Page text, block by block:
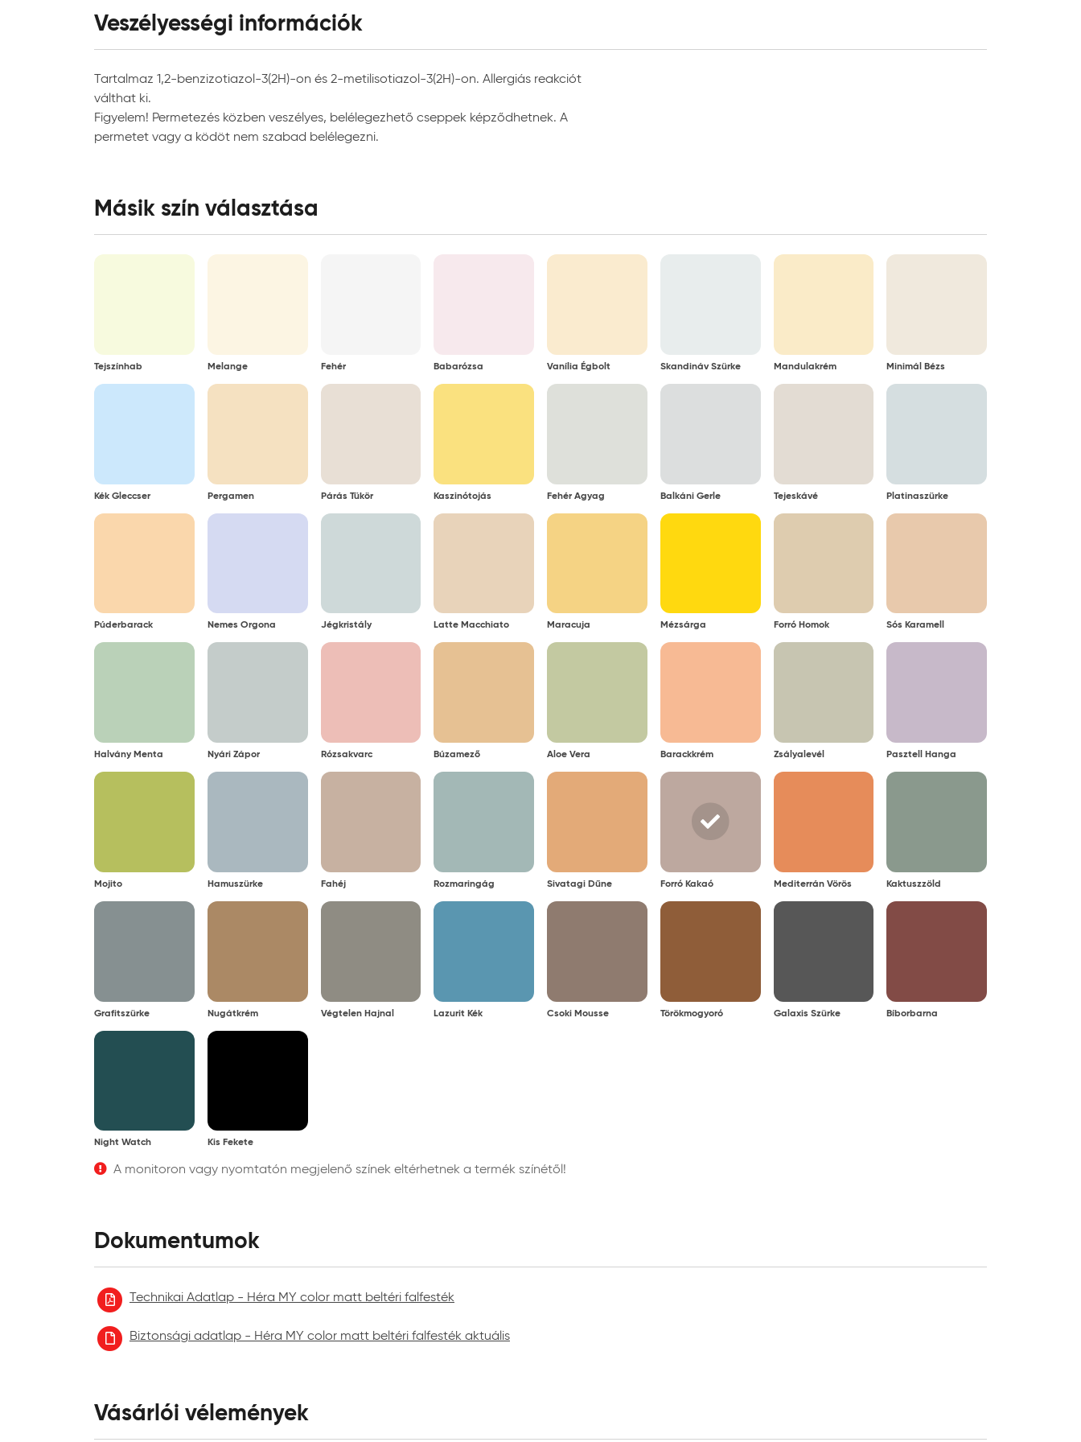
Alkalmazási adatok
Javasolt rétegszám: 2
Rétegek közötti száradási idő:
Használatba vételi idő: 2 óra
Javasolt ecset típusa:
Szerszámok tisztítása: vízzel
Veszélyességi információk
Tartalmaz 1,2-benzizotiazol-3(2H)-on és 2-metilisotiazol-3(2H)-on. Allergiás reakciót
válthat ki.
Figyelem! Permetezés közben veszélyes, belélegezhető cseppek képződhetnek. A
permetet vagy a ködöt nem szabad belélegezni.
Másik szín választása
Tejszínhab Melange Fehér Babarózsa Vanília Égbolt Skandináv Szürke Mandulakrém Minimál Bézs
Kék Gleccser Pergamen Párás Tükör Kaszinótojás Fehér Agyag Balkáni Gerle Tejeskávé Platinaszürke
Púderbarack Nemes Orgona Jégkristály Latte Macchiato Maracuja Mézsárga Forró Homok Sós Karamell
Halvány Menta Nyári Zápor Rózsakvarc Búzamező Aloe Vera Barackkrém Zsályalevél Pasztell Hanga
Mojito Hamuszürke Fahéj Rozmaringág Sivatagi Dűne Forró Kakaó Mediterrán Vörös Kaktuszzöld
Grafitszürke Nugátkrém Végtelen Hajnal Lazurit Kék Csoki Mousse Törökmogyoró Galaxis Szürke Bíborbarna
Night Watch Kis Fekete
A monitoron vagy nyomtatón megjelenő színek eltérhetnek a termék színétől!
Dokumentumok
Technikai Adatlap - Héra MY color matt beltéri falfesték
Biztonsági adatlap - Héra MY color matt beltéri falfesték aktuális
Vásárlói vélemények